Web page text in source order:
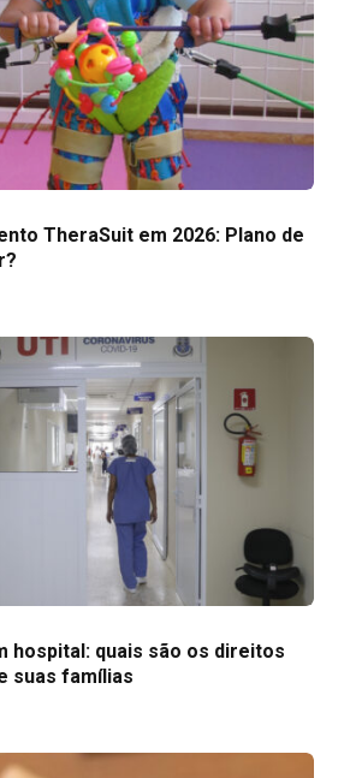
TheraSuit em 2026: Plano de
hospital: quais são os direitos
suas famílias